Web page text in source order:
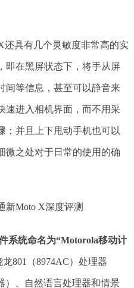
还具有几个灵敏度非常高的实
即在黑屏状态下，将手从屏
间等信息，甚至可以静音来
速进入相机界面，而不用采
；并且上下甩动手机也可以
微之处对于日常的使用的确
系统命名为“Motorola移动计
801（8974AC）处理器
）、自然语言处理器和情景